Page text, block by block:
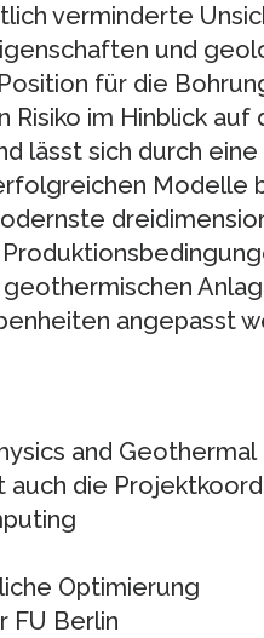
verminderte
und
für die
im Hinblick auf
lässt sich durch
Modelle
angepasst
and Geothermal
auch die
Optimierung
FU Berlin